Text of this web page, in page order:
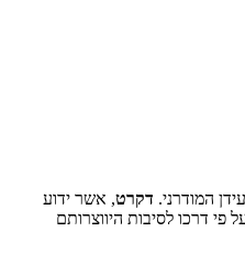
המודרני. דקרט, אשר ידוע
דרכו לסיבות היווצרותם